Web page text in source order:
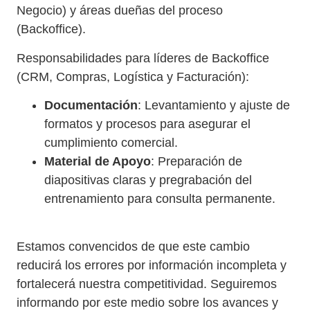
Negocio) y áreas dueñas del proceso
(Backoffice).
Responsabilidades para líderes de Backoffice
(CRM, Compras, Logística y Facturación):
Documentación: Levantamiento y ajuste de
formatos y procesos para asegurar el
cumplimiento comercial.
Material de Apoyo: Preparación de
diapositivas claras y pregrabación del
entrenamiento para consulta permanente.
Estamos convencidos de que este cambio
reducirá los errores por información incompleta y
fortalecerá nuestra competitividad. Seguiremos
informando por este medio sobre los avances y